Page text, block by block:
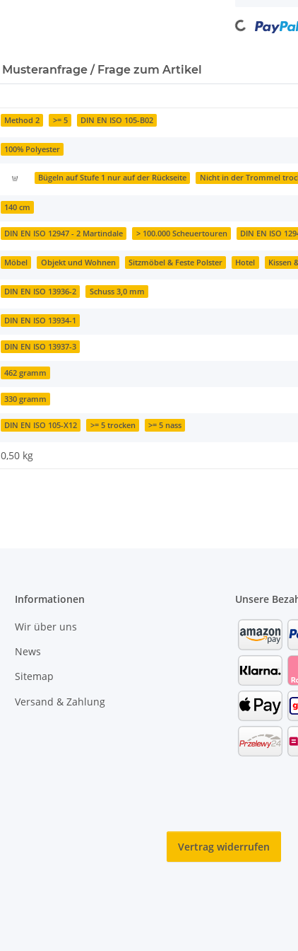
Loading...
Musteranfrage / Frage zum Artikel
Method 2 >= 5 DIN EN ISO 105-B02
100% Polyester
Bügeln auf Stufe 1 nur auf der Rückseite Nicht in der Trommel
140 cm
DIN EN ISO 12947 - 2 Martindale > 100.000 Scheuertouren DIN EN ISO
Möbel Objekt und Wohnen Sitzmöbel & Feste Polster Hotel Kissen
DIN EN ISO 13936-2 Schuss 3,0 mm
DIN EN ISO 13934-1
DIN EN ISO 13937-3
462 gramm
330 gramm
DIN EN ISO 105-X12 >= 5 trocken >= 5 nass
0,50 kg
Informationen
Wir über uns
News
Sitemap
Versand & Zahlung
Unsere
Vertrag widerrufen